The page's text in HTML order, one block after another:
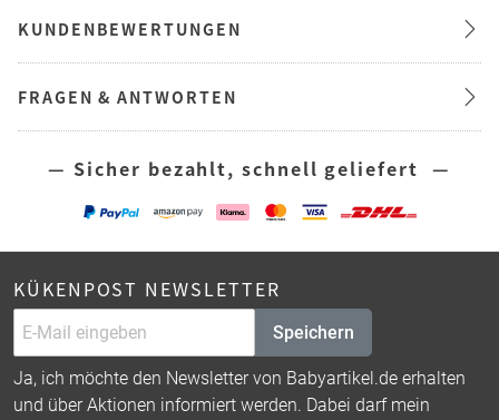
KUNDENBEWERTUNGEN
FRAGEN & ANTWORTEN
— Sicher bezahlt, schnell geliefert —
KÜKENPOST NEWSLETTER
Speichern
Ja, ich möchte den Newsletter von Babyartikel.de erhalten
und über Aktionen informiert werden. Dabei darf mein